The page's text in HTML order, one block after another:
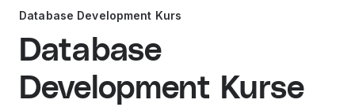
Database Development Kurs
Database
Development Kurse